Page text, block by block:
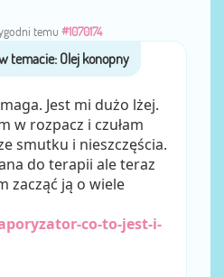
temu #1070174
Andreaa
Jest mi dużo lżej.
w rozpacz i czułam
smutku i nieszczęścia.
do terapii ale teraz
zacząć ją o wiele
co-to-jest-i-